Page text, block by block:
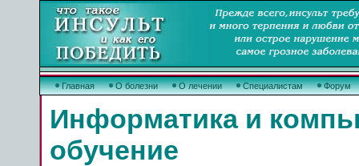
Главная О болезни О лечении Специалистам Форум
Информатика и
обучение